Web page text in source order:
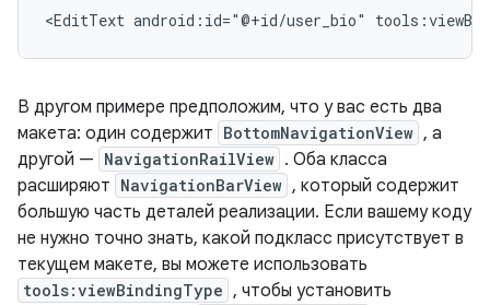
<EditText android:id="@+id/user_bio"
В другом примере предположим, что у вас есть два
макета: один содержит BottomNavigationView , а
другой — NavigationRailView . Оба класса
расширяют NavigationBarView , который содержит
большую часть деталей реализации. Если вашему коду
не нужно точно знать, какой подкласс присутствует в
текущем макете, вы можете использовать
tools:viewBindingType , чтобы установить